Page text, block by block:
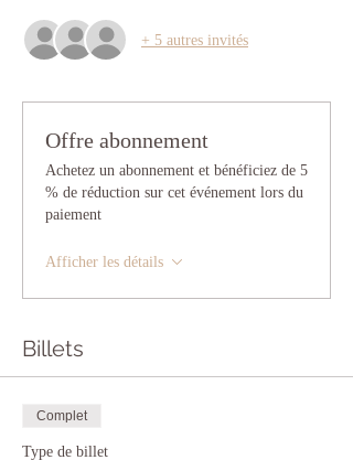
+ 5 autres invités
Offre abonnement
Achetez un abonnement et bénéficiez de 5
% de réduction sur cet événement lors du
paiement
Afficher les détails
Billets
Complet
Type de billet